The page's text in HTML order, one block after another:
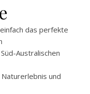
das perfekte
Australischen
Naturerlebnis und